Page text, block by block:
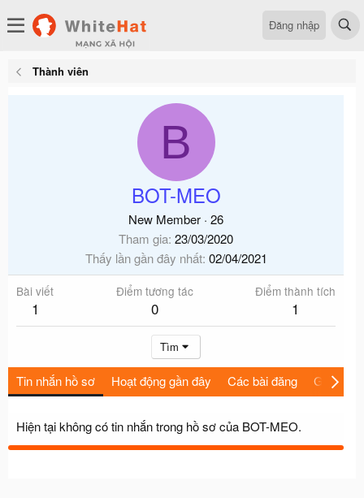
Đăng nhập
Thành viên
B
BOT-MEO
New Member · 26
Tham gia 23/03/2020
Thấy lần gần đây nhất 02/04/2021
Bài viết
1
Điểm tương tác
0
Điểm thành tích
1
Tìm
Tin nhắn hồ sơ Hoạt động gần đây Các bài đăng Giới thiệu
Hiện tại không có tin nhắn trong hồ sơ của BOT-MEO.